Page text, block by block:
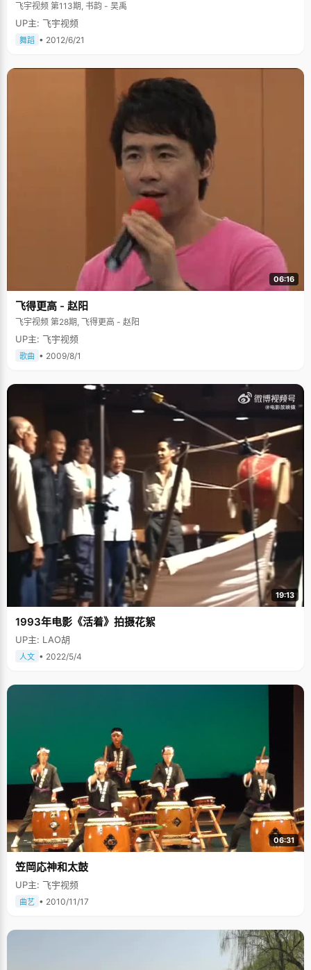
飞宇视频 第113期, 书韵 - 吴禹
UP主: 飞宇视频
舞蹈 • 2012/6/21
06:16
飞得更高 - 赵阳
飞宇视频 第28期, 飞得更高 - 赵阳
UP主: 飞宇视频
歌曲 • 2009/8/1
19:13
1993年电影《活着》拍摄花絮
UP主: LAO胡
人文 • 2022/5/4
06:31
笠岡応神和太鼓
UP主: 飞宇视频
曲艺 • 2010/11/17